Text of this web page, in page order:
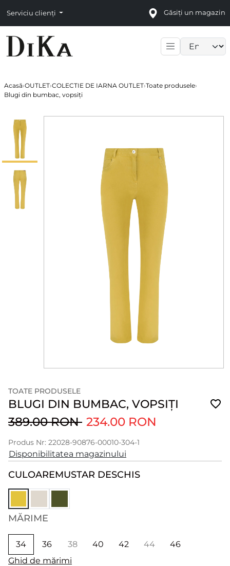
Serviciu clienți Găsiți un magazin
Acasă›OUTLET›COLECTIE DE IARNA OUTLET›Toate produsele›
Blugi din bumbac, vopsiți
TOATE PRODUSELE
BLUGI DIN BUMBAC, VOPSIȚI
389.00 RON 234.00 RON
Produs Nr: 22028-90876-00010-304-1
Disponibilitatea magazinului
CULOAREMUSTAR DESCHIS
MĂRIME
34 36 38 40 42 44
46
Ghid de mărimi